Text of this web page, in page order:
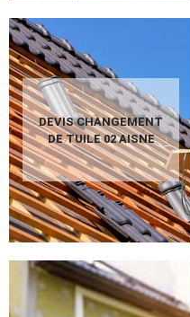
DEVIS CHANGEMENT
DE TUILE 02 AISNE